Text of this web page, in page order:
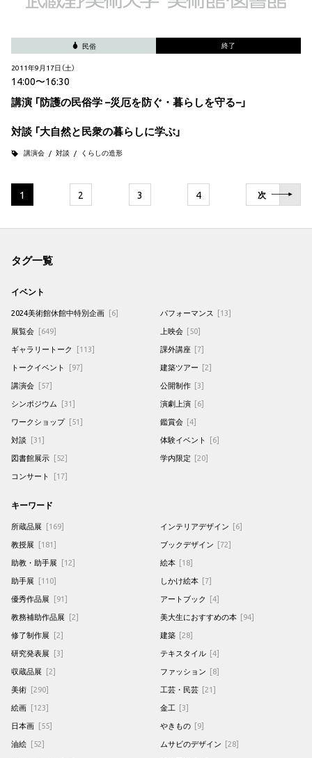
民俗 終了
2011年9月17日（土）
14:00〜16:30
講演 「防護の民俗学 −災厄を防ぐ・暮らしを守る−」
対談 「大自然と民衆の暮らしに学ぶ」
講演会 対談 くらしの造形
1 2 3 4 次
タグ一覧
イベント
2024美術館休館中特別企画 [6]
展覧会 [649]
ギャラリートーク [113]
トークイベント [97]
講演会 [57]
シンポジウム [31]
ワークショップ [51]
対談 [31]
図書館展示 [52]
コンサート [17]
パフォーマンス [13]
上映会 [50]
課外講座 [7]
建築ツアー [2]
公開制作 [3]
演劇上演 [6]
鑑賞会 [4]
体験イベント [6]
学内限定 [20]
キーワード
所蔵品展 [169]
教授展 [181]
助教・助手展 [12]
助手展 [110]
優秀作品展 [91]
教務補助作品展 [2]
修了制作展 [2]
研究発表展 [3]
収蔵品展 [2]
美術 [290]
絵画 [123]
日本画 [55]
油絵 [52]
インテリアデザイン [6]
ブックデザイン [72]
絵本 [18]
しかけ絵本 [7]
アートブック [4]
美大生におすすめの本 [94]
建築 [28]
テキスタイル [4]
ファッション [8]
工芸・民芸 [21]
金工 [3]
やきもの [9]
ムサビのデザイン [28]